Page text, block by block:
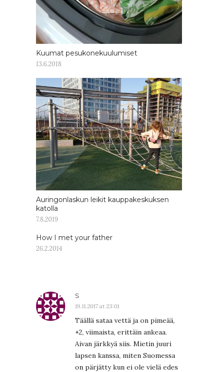
Kuumat pesukonekuulumiset
13.6.2018
Auringonlaskun leikit kauppakeskuksen
katolla
7.8.2019
How I met your father
26.2.2014
S
19.11.2017 at 23:01
Täällä sataa vettä ja on pimeää,
+2, viimaista, erittäin ankeaa.
Aivan järkkyä siis. Mietin juuri
lapsen kanssa, miten Suomessa
on pärjätty kun ei ole vielä edes